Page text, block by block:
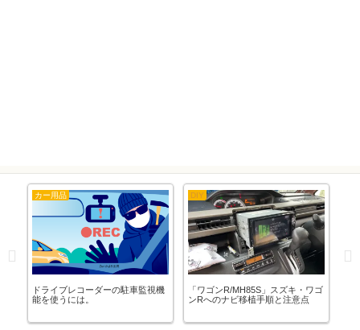
カー用品
ドライブレコーダーの駐車監視機
能を使うには。
DIY
「ワゴンR/MH85S」スズキ・ワゴ
ンRへのナビ移植手順と注意点